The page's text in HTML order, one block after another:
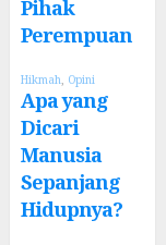
Pihak
Perempuan
Hikmah, Opini
Apa yang
Dicari
Manusia
Sepanjang
Hidupnya?